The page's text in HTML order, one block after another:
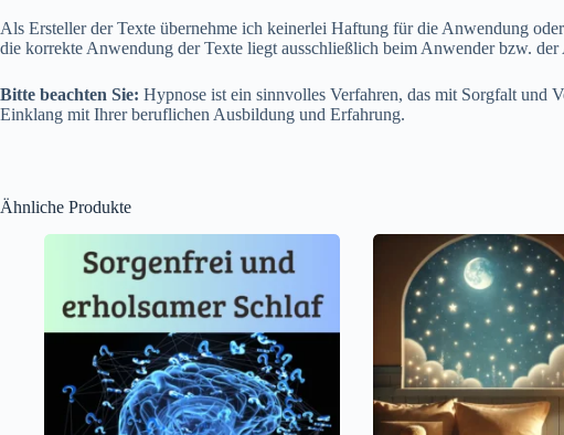
Als Ersteller der Texte übernehme ich keinerlei Haftung für die Anwendung
die korrekte Anwendung der Texte liegt ausschließlich beim Anwender bzw.
Bitte beachten Sie: Hypnose ist ein sinnvolles Verfahren, das mit Sorgfalt und
Einklang mit Ihrer beruflichen Ausbildung und Erfahrung.
Ähnliche Produkte